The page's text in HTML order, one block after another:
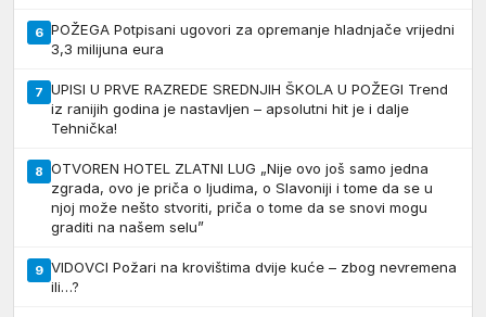
6 POŽEGA Potpisani ugovori za opremanje hladnjače vrijedni
3,3 milijuna eura
7 UPISI U PRVE RAZREDE SREDNJIH ŠKOLA U POŽEGI Trend
iz ranijih godina je nastavljen – apsolutni hit je i dalje
Tehnička!
8 OTVOREN HOTEL ZLATNI LUG „Nije ovo još samo jedna
zgrada, ovo je priča o ljudima, o Slavoniji i tome da se u
njoj može nešto stvoriti, priča o tome da se snovi mogu
graditi na našem selu”
9 VIDOVCI Požari na krovištima dvije kuće – zbog nevremena
ili…?